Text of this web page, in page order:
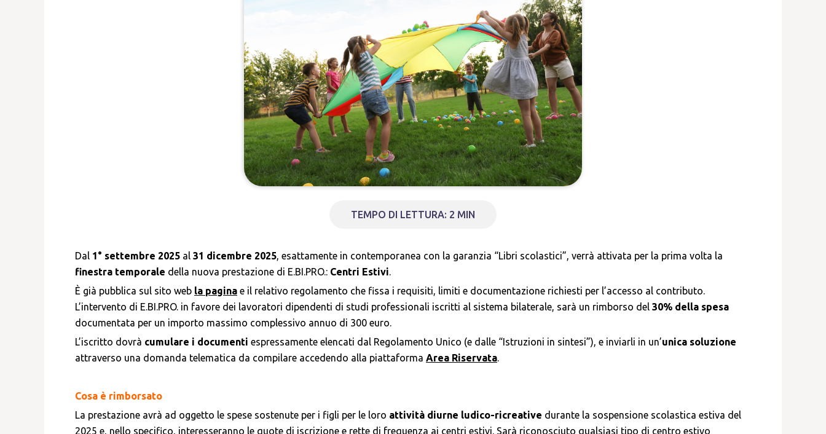
TEMPO DI LETTURA: 2 MIN
Dal 1° settembre 2025 al 31 dicembre 2025, esattamente in contemporanea con la garanzia “Libri scolastici”, verrà attivata per la prima volta la
finestra temporale della nuova prestazione di E.BI.PRO.: Centri Estivi.
È già pubblica sul sito web la pagina e il relativo regolamento che fissa i requisiti, limiti e documentazione richiesti per l’accesso al contributo.
L’intervento di E.BI.PRO. in favore dei lavoratori dipendenti di studi professionali iscritti al sistema bilaterale, sarà un rimborso del 30% della spesa
documentata per un importo massimo complessivo annuo di 300 euro.
L’iscritto dovrà cumulare i documenti espressamente elencati dal Regolamento Unico (e dalle “Istruzioni in sintesi”), e inviarli in un’unica soluzione
attraverso una domanda telematica da compilare accedendo alla piattaforma Area Riservata.
Cosa è rimborsato
La prestazione avrà ad oggetto le spese sostenute per i figli per le loro attività diurne ludico-ricreative durante la sospensione scolastica estiva del
2025 e, nello specifico, interesseranno le quote di iscrizione e rette di frequenza ai centri estivi. Sarà riconosciuto qualsiasi tipo di centro estivo